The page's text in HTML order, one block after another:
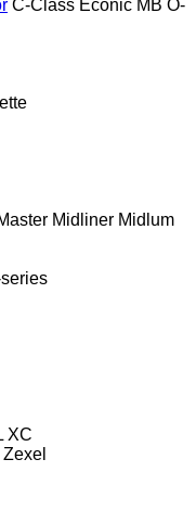
C-Class Econic MB O-
Midliner Midlum
XC
Zexel